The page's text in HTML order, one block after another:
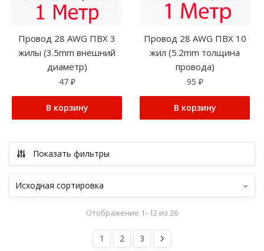
Провод 28 AWG ПВX 3
жилы (3.5mm внешний
диаметр)
47 ₽
В корзину
Провод 28 AWG ПВX 10
жил (5.2mm толщина
провода)
95 ₽
В корзину
Показать фильтры
Отображение 1–12 из 26
1 2 3